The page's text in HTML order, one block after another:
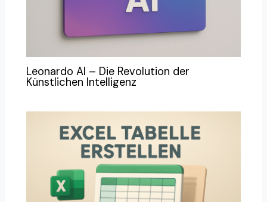
Leonardo AI – Die Revolution der
Künstlichen Intelligenz